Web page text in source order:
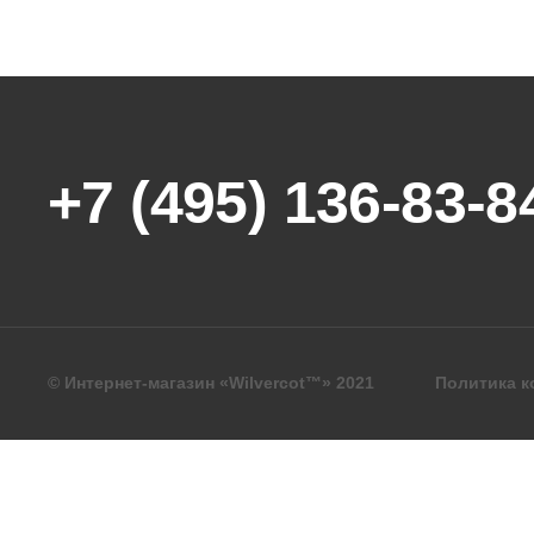
+7 (495) 136-83-
© Интернет-магазин «Wilvercot™» 2021 Политика